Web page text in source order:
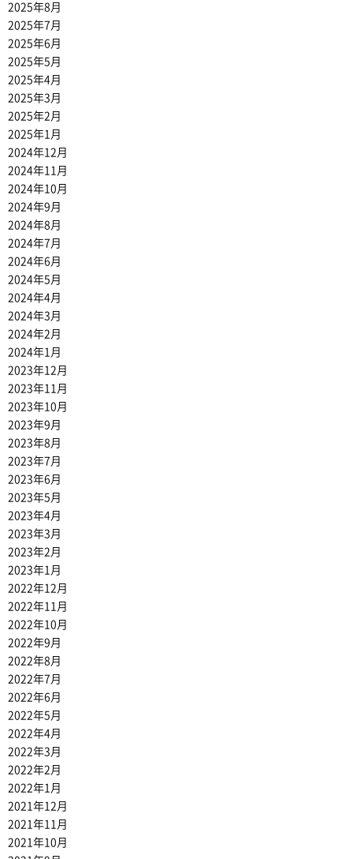
2025年8月
2025年7月
2025年6月
2025年5月
2025年4月
2025年3月
2025年2月
2025年1月
2024年12月
2024年11月
2024年10月
2024年9月
2024年8月
2024年7月
2024年6月
2024年5月
2024年4月
2024年3月
2024年2月
2024年1月
2023年12月
2023年11月
2023年10月
2023年9月
2023年8月
2023年7月
2023年6月
2023年5月
2023年4月
2023年3月
2023年2月
2023年1月
2022年12月
2022年11月
2022年10月
2022年9月
2022年8月
2022年7月
2022年6月
2022年5月
2022年4月
2022年3月
2022年2月
2022年1月
2021年12月
2021年11月
2021年10月